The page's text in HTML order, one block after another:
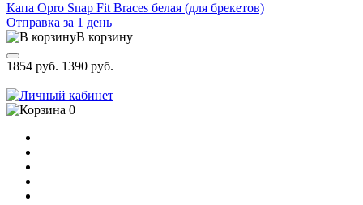
Капа Opro Snap Fit Braces белая (для брекетов)
Отправка за 1 день
В корзину
1854 руб. 1390 руб.
0